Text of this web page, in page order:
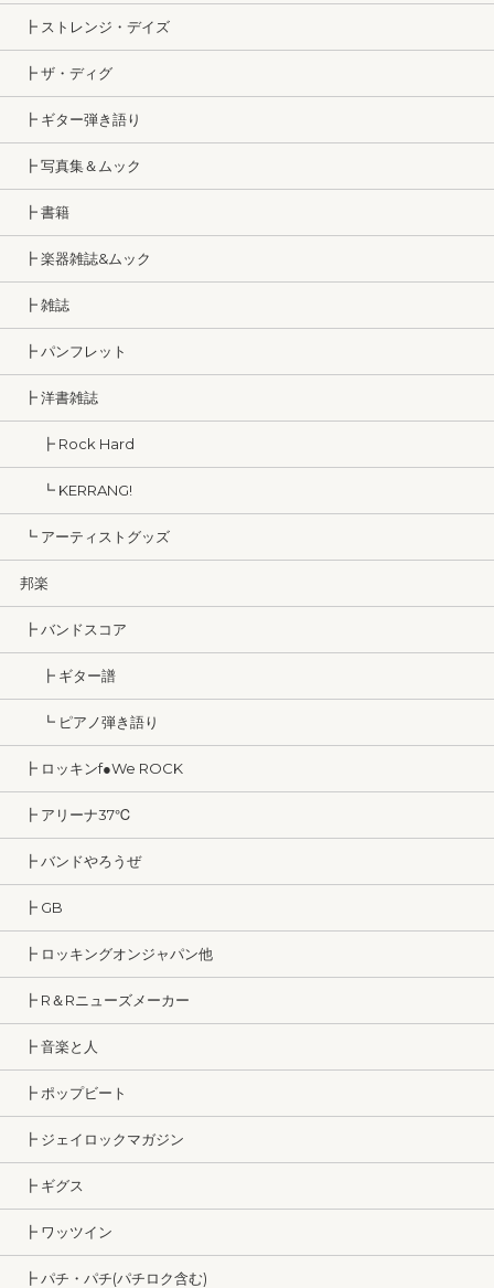
┣ ストレンジ・デイズ
┣ ザ・ディグ
┣ ギター弾き語り
┣ 写真集＆ムック
┣ 書籍
┣ 楽器雑誌&ムック
┣ 雑誌
┣ パンフレット
┣ 洋書雑誌
┣ Rock Hard
┗ KERRANG!
┗ アーティストグッズ
邦楽
┣ バンドスコア
┣ ギター譜
┗ ピアノ弾き語り
┣ ロッキンf●We ROCK
┣ アリーナ37℃
┣ バンドやろうぜ
┣ GB
┣ ロッキングオンジャパン他
┣ R＆Rニューズメーカー
┣ 音楽と人
┣ ポップビート
┣ ジェイロックマガジン
┣ ギグス
┣ ワッツイン
┣ パチ・パチ(パチロク含む)